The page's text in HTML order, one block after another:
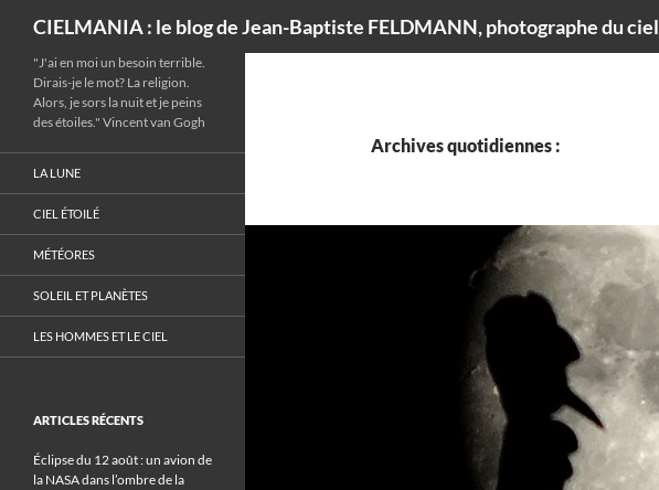
CIELMANIA : le blog de Jean-Baptiste FELDMANN, photographe du ciel
Archives quotidiennes :
"J'ai en moi un besoin terrible.
Dirais-je le mot? La religion.
Alors, je sors la nuit et je peins
des étoiles." Vincent van Gogh
LA LUNE
CIEL ÉTOILÉ
MÉTÉORES
SOLEIL ET PLANÈTES
LES HOMMES ET LE CIEL
ARTICLES RÉCENTS
Éclipse du 12 août : un avion de
la NASA dans l’ombre de la